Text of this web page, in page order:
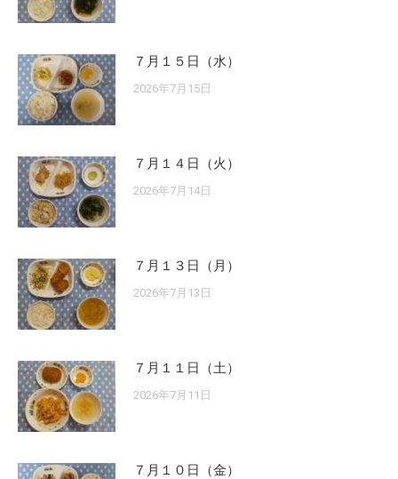
７月１５日（水）
2026年7月15日
７月１４日（火）
2026年7月14日
７月１３日（月）
2026年7月13日
７月１１日（土）
2026年7月11日
７月１０日（金）